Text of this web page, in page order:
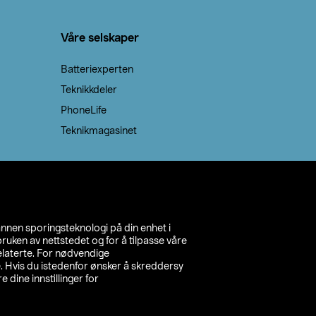
sporingsteknologi på din enhet i
av nettstedet og for å tilpasse våre
For nødvendige
Hvis du istedenfor ønsker å skreddersy
dine innstillinger for
Våre selskaper
Batteriexperten
Teknikkdeler
PhoneLife
Teknikmagasinet